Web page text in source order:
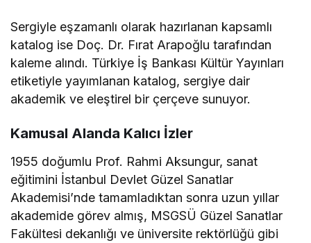
Sergiyle eşzamanlı olarak hazırlanan kapsamlı
katalog ise Doç. Dr. Fırat Arapoğlu tarafından
kaleme alındı. Türkiye İş Bankası Kültür Yayınları
etiketiyle yayımlanan katalog, sergiye dair
akademik ve eleştirel bir çerçeve sunuyor.
Kamusal Alanda Kalıcı İzler
1955 doğumlu Prof. Rahmi Aksungur, sanat
eğitimini İstanbul Devlet Güzel Sanatlar
Akademisi’nde tamamladıktan sonra uzun yıllar
akademide görev almış, MSGSÜ Güzel Sanatlar
Fakültesi dekanlığı ve üniversite rektörlüğü gibi